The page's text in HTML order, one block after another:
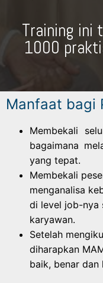
Training ini
1000
Manfaat bagi
Membekali
bagaimana
yang tepat.
Membekali
menganalisa
di level job-nya
karyawan.
Setelah
diharapkan
baik, benar dan